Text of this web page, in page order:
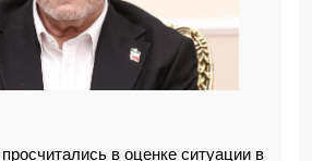
в оценке ситуации в